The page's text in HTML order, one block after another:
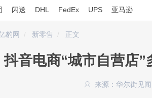
闪送 DHL FedEx UPS 亚马逊
豹网 新零售 正文
抖音电商“城市自营店
来源：华尔街见